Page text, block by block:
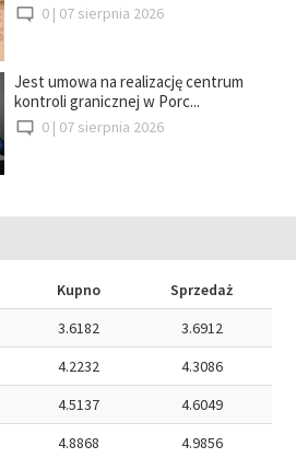
0 | 07 sierpnia 2026
Jest umowa na realizację centrum
kontroli granicznej w Porc...
0 | 07 sierpnia 2026
Kupno
Sprzedaż
3.6182
3.6912
4.2232
4.3086
4.5137
4.6049
4.8868 4.9856